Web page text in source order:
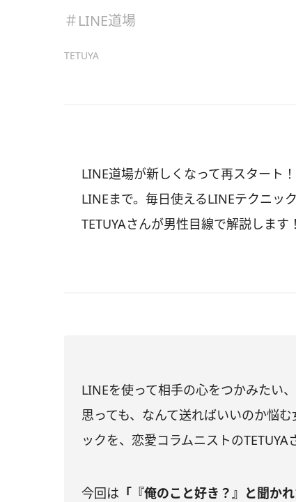
＃LINE道場
TETUYA
LINE道場が新しくなって再スタート
LINEまで。毎日使えるLINEテクニッ
TETUYAさんが男性目線で解説します！
LINEを使って相手の心をつかみたい
思っても、なんて送ればいいのか悩
ックを、恋愛コラムニストのTETUYA
今回は 「『俺のこと好き？』と聞かれ